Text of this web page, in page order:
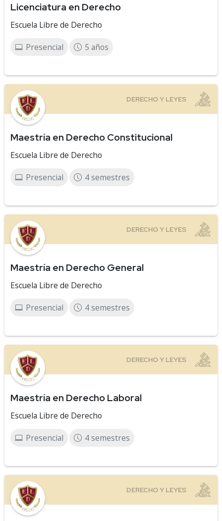
Licenciatura en Derecho
Escuela Libre de Derecho
Presencial 5 años
Maestría en Derecho Constitucional
Escuela Libre de Derecho
Presencial 4 semestres
Maestría en Derecho General
Escuela Libre de Derecho
Presencial 4 semestres
Maestría en Derecho Laboral
Escuela Libre de Derecho
Presencial 4 semestres